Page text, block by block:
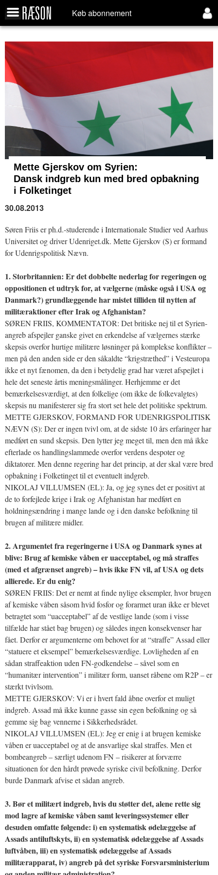
Køb abonnement
Mette Gjerskov om Syrien:
Dansk indgreb kun med bred opbakning
i Folketinget
30.08.2013
Søren Friis er ph.d.-studerende i Internationale Studier ved Aarhus
Universitet og driver Udenriget.dk. Mette Gjerskov (S) er formand
for Udenrigspolitisk Nævn.
1. Storbritannien: Er det dobbelte nederlag for regeringen og
oppositionen et udtryk for, at vælgerne (måske også i USA og
Danmark?) grundlæggende har mistet tilliden til nytten af
militæraktioner efter Irak og Afghanistan?
SØREN FRIIS, KOMMENTATOR: Det britiske nej til et Syrien-
angreb afspejler ganske givet en erkendelse af vælgernes stærke
skepsis overfor hurtige militære løsninger på komplekse konflikter –
men på den anden side er den såkaldte “krigstræthed” i Vesteuropa
ikke et nyt fænomen, da den i betydelig grad har været afspejlet i
hele det seneste årtis meningsmålinger. Herhjemme er det
bemærkelsesværdigt, at den folkelige (om ikke de folkevalgtes)
skepsis nu manifesterer sig fra stort set hele det politiske spektrum.
METTE GJERSKOV, FORMAND FOR UDENRIGSPOLITISK
NÆVN (S): Der er ingen tvivl om, at de sidste 10 års erfaringer har
medført en sund skepsis. Den lytter jeg meget til, men den må ikke
efterlade os handlingslammede overfor verdens despoter og
diktatorer. Men denne regering har det princip, at der skal være bred
opbakning i Folketinget til et eventuelt indgreb.
NIKOLAJ VILLUMSEN (EL): Ja, og jeg synes det er positivt at
de to forfejlede krige i Irak og Afghanistan har medført en
holdningsændring i mange lande og i den danske befolkning til
brugen af militære midler.
2. Argumentet fra regeringerne i USA og Danmark synes at
blive: Brug af kemiske våben er uacceptabel, og må straffes
(med et afgrænset angreb) – hvis ikke FN vil, af USA og dets
allierede. Er du enig?
SØREN FRIIS: Det er nemt at finde nylige eksempler, hvor brugen
af kemiske våben såsom hvid fosfor og forarmet uran ikke er blevet
betragtet som “uacceptabel” af de vestlige lande (som i visse
tilfælde har stået bag brugen) og således ingen konsekvenser har
fået. Derfor er argumenterne om behovet for at “straffe” Assad eller
“statuere et eksempel” bemærkelsesværdige. Lovligheden af en
sådan straffeaktion uden FN-godkendelse – såvel som en
“humanitær intervention” i militær form, uanset råbene om R2P – er
stærkt tvivlsom.
METTE GJERSKOV: Vi er i hvert fald åbne overfor et muligt
indgreb. Assad må ikke kunne gasse sin egen befolkning og så
gemme sig bag vennerne i Sikkerhedsrådet.
NIKOLAJ VILLUMSEN (EL): Jeg er enig i at brugen kemiske
våben er uacceptabel og at de ansvarlige skal straffes. Men et
bombeangreb – særligt udenom FN – risikerer at forværre
situationen for den hårdt prøvede syriske civil befolkning. Derfor
burde Danmark afvise et sådan angreb.
3. Bør et militært indgreb, hvis du støtter det, alene rette sig
mod lagre af kemiske våben samt leveringssystemer eller
desuden omfatte følgende: i) en systematisk ødelæggelse af
Assads antiluftskyts, ii) en systematisk ødelæggelse af Assads
luftvåben, iii) en systematisk ødelæggelse af Assads
militærapparat, iv) angreb på det syriske Forsvarsministerium